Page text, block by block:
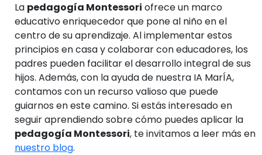
La pedagogía Montessori ofrece un marco
educativo enriquecedor que pone al niño en el
centro de su aprendizaje. Al implementar estos
principios en casa y colaborar con educadores, los
padres pueden facilitar el desarrollo integral de sus
hijos. Además, con la ayuda de nuestra IA MarÍA,
contamos con un recurso valioso que puede
guiarnos en este camino. Si estás interesado en
seguir aprendiendo sobre cómo puedes aplicar la
pedagogía Montessori, te invitamos a leer más en
nuestro blog.